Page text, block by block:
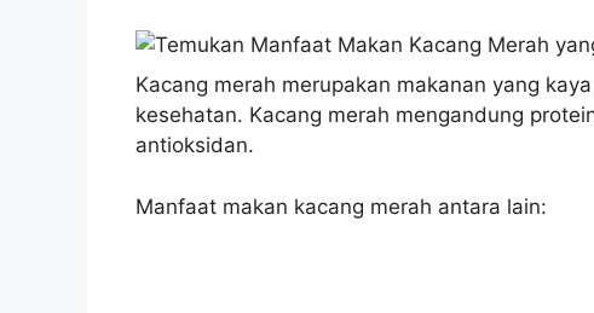
Kacang merah merupakan makanan yang
kesehatan. Kacang merah mengandung
antioksidan.
Manfaat makan kacang merah antara lain: